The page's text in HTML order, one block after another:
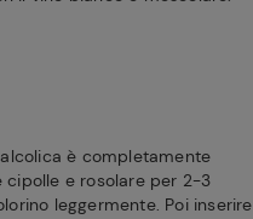
è completamente
cipolle e rosolare per 2-3
leggermente. Poi inserire